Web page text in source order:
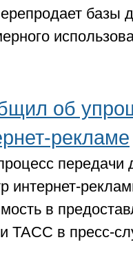
базы
об
рекламе
передачи
интернет-
в
ТАСС в пресс-